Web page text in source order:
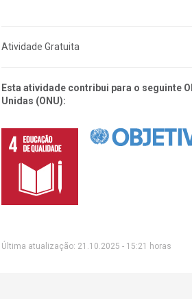
Atividade Gratuita
Esta atividade contribui para o seguinte
Unidas (ONU):
Última atualização: 21.10.2025 - 15:21 horas